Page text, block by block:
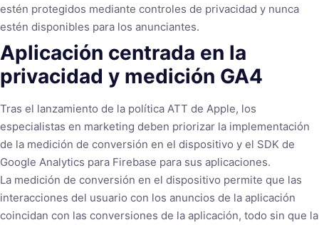
estén protegidos mediante controles de privacidad y nunca
estén disponibles para los anunciantes.
Aplicación centrada en la
privacidad y medición GA4
Tras el lanzamiento de la política ATT de Apple, los
especialistas en marketing deben priorizar la implementación
de la medición de conversión en el dispositivo y el SDK de
Google Analytics para Firebase para sus aplicaciones.
La medición de conversión en el dispositivo permite que las
interacciones del usuario con los anuncios de la aplicación
coincidan con las conversiones de la aplicación, todo sin que la